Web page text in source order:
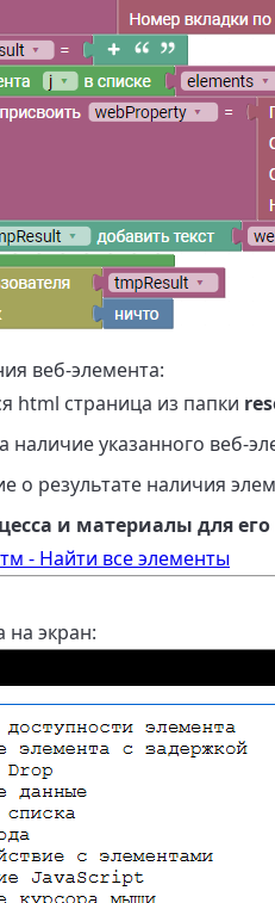
веб-элемента:
html страница из папки
наличие указанного веб-
о результате наличия
и материалы для
- Найти все элементы
на экран: